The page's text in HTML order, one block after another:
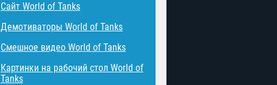
Сайт World of Tanks
Демотиваторы World of Tanks
Смешное видео World of Tanks
Картинки на рабочий стол World of
Tanks